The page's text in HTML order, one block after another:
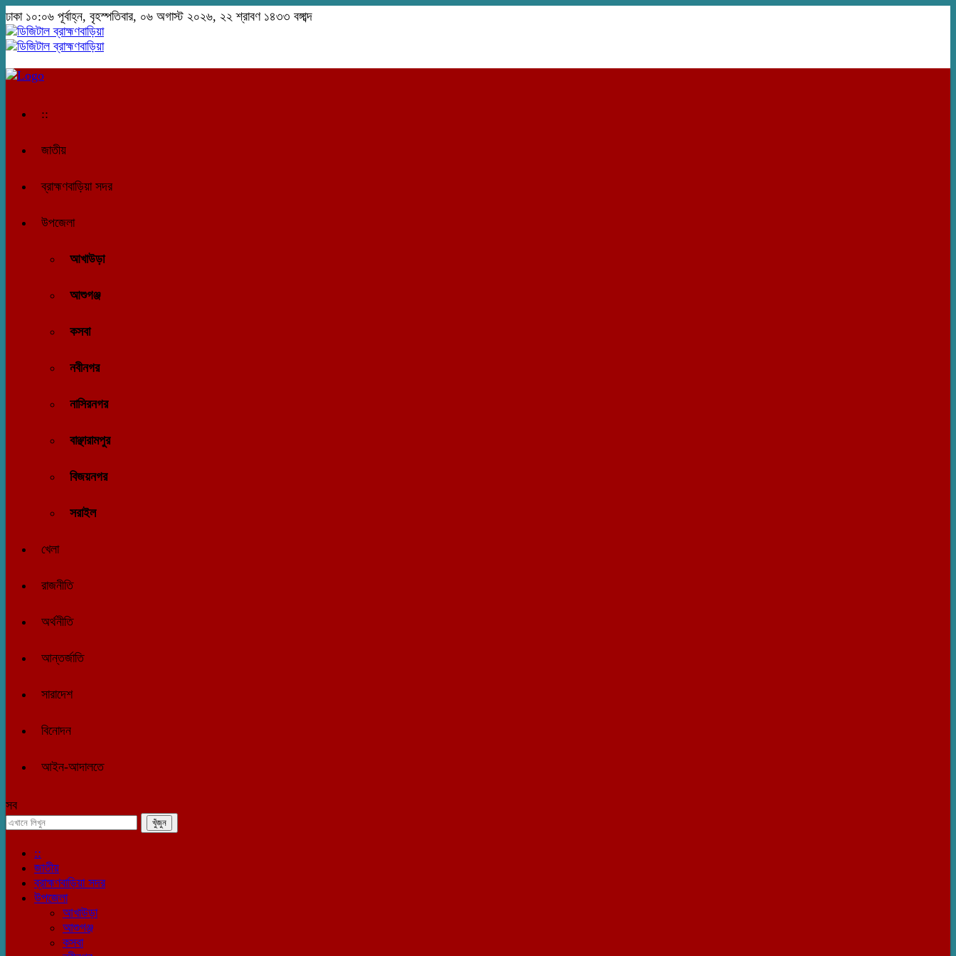
ঢাকা ১০:০৬ পূর্বাহ্ন, বৃহস্পতিবার, ০৬ অগাস্ট ২০২৬, ২২ শ্রাবণ ১৪৩৩ বঙ্গাব্দ
::
জাতীয়
ব্রাহ্মণবাড়িয়া সদর
উপজেলা
আখাউড়া
আশুগঞ্জ
কসবা
নবীনগর
নাসিরনগর
বাঞ্ছারামপুর
বিজয়নগর
সরাইল
খেলা
রাজনীতি
অর্থনীতি
আন্তর্জাতি
সারাদেশ
বিনোদন
আইন-আদালতে
সব
::
জাতীয়
ব্রাহ্মণবাড়িয়া সদর
উপজেলা
আখাউড়া
আশুগঞ্জ
কসবা